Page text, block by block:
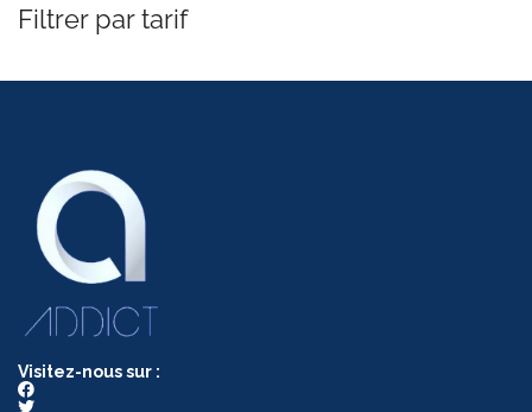
Filtrer par tarif
Visitez-nous sur :